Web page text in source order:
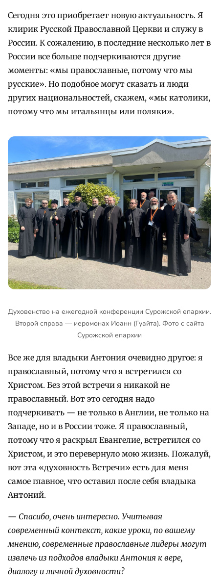
Сегодня это приобретает новую актуальность. Я
клирик Русской Православной Церкви и служу в
России. К сожалению, в последние несколько лет в
России все больше подчеркиваются другие
моменты: «мы православные, потому что мы
русские». Но подобное могут сказать и люди
других национальностей, скажем, «мы католики,
потому что мы итальянцы или поляки».
Духовенство на ежегодной конференции Сурожской епархии.
Второй справа — иеромонах Иоанн (Гуайта). Фото с сайта
Сурожской епархии
Все же для владыки Антония очевидно другое: я
православный, потому что я встретился со
Христом. Без этой встречи я никакой не
православный. Вот это сегодня надо
подчеркивать — не только в Англии, не только на
Западе, но и в России тоже. Я православный,
потому что я раскрыл Евангелие, встретился со
Христом, и это перевернуло мою жизнь. Пожалуй,
вот эта «духовность Встречи» есть для меня
самое главное, что оставил после себя владыка
Антоний.
— Спасибо, очень интересно. Учитывая
современный контекст, какие уроки, по вашему
мнению, современные православные лидеры могут
извлечь из подходов владыки Антония к вере,
диалогу и личной духовности?